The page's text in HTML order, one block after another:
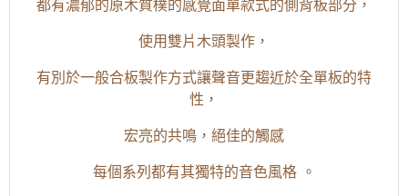
都有濃郁的原木質樸的感覺面單款式的側背板部分，
使用雙片木頭製作，
有別於一般合板製作方式讓聲音更趨近於全單板的特
性，
宏亮的共鳴，絕佳的觸感
每個系列都有其獨特的音色風格 。